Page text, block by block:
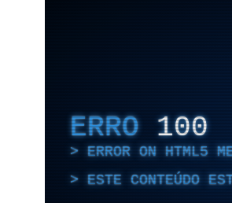
ERRO 100
ERROR ON HTML5
ESTE CONTEÚDO